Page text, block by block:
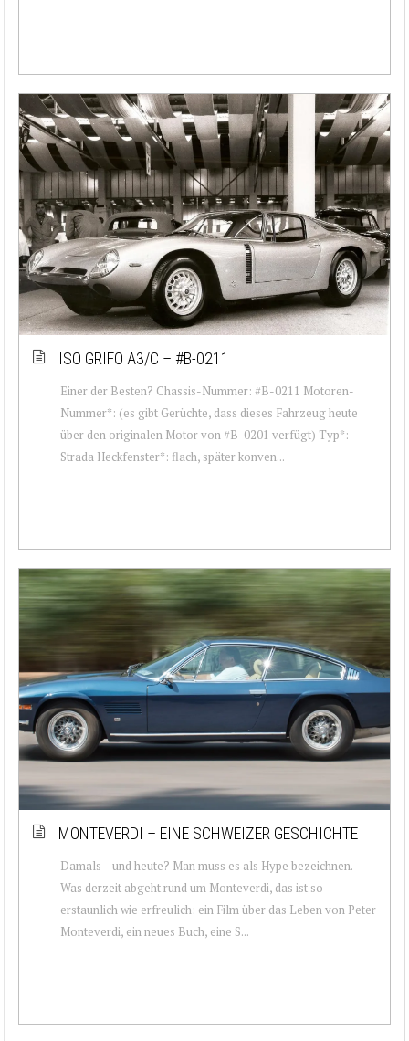
ISO GRIFO A3/C – #B-0211
Einer der Besten? Chassis-Nummer: #B-0211 Motoren-
Nummer*: (es gibt Gerüchte, dass dieses Fahrzeug heute
über den originalen Motor von #B-0201 verfügt) Typ*:
Strada Heckfenster*: flach, später konven...
MONTEVERDI – EINE SCHWEIZER GESCHICHTE
Damals – und heute? Man muss es als Hype bezeichnen.
Was derzeit abgeht rund um Monteverdi, das ist so
erstaunlich wie erfreulich: ein Film über das Leben von Peter
Monteverdi, ein neues Buch, eine S...